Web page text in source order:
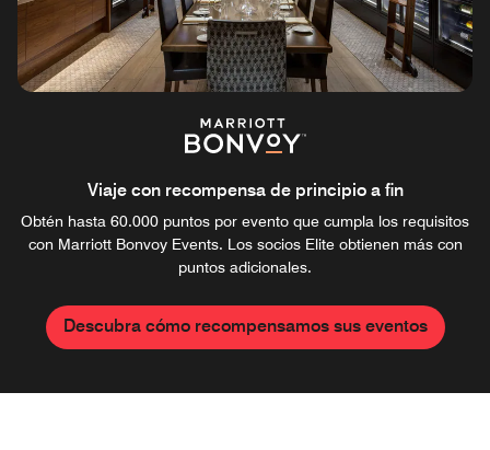
Viaje con recompensa de principio a fin
Obtén hasta 60.000 puntos por evento que cumpla los requisitos
con Marriott Bonvoy Events. Los socios Elite obtienen más con
puntos adicionales.
Descubra cómo recompensamos sus eventos